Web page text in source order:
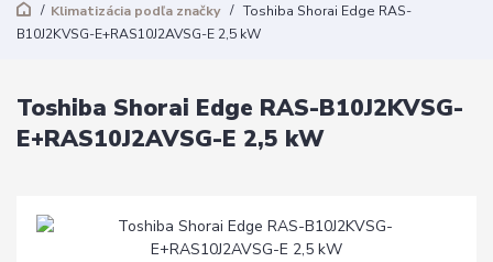
Klimatizácia podľa značky
Toshiba Shorai Edge RAS-
B10J2KVSG-E+RAS10J2AVSG-E 2,5 kW
Toshiba Shorai Edge RAS-B10J2KVSG-
E+RAS10J2AVSG-E 2,5 kW